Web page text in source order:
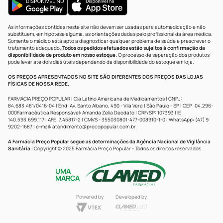
As informações contidas neste site não devem ser usadas para automedicação e não
substituem, em hipótese alguma, as orientações dadas pelo profissional da área médica.
Somente o médico está apto a diagnosticar qualquer problema de saúde e prescrever o
tratamento adequado. Todos os pedidos efetuados estão sujeitos à confirmação da
disponibilidade de produto em nosso estoque.O processo de separação dos produtos
pode levar até dois dias úteis dependendo da disponibilidade do estoque em loja.
OS PREÇOS APRESENTADOS NO SITE SÃO DIFERENTES DOS PREÇOS DAS LOJAS
FÍSICAS DE NOSSA REDE.
FARMÁCIA PREÇO POPULAR | Cia Latino Americana de Medicamentos | CNPJ:
84.683.481/0416-04 | End: Av. Santo Albano, 490 - Vila Vera | São Paulo - SP | CEP: 04.296-
000Farmacêutica Responsável: Amanda Zelia Deodato | CRF/SP: 107393 | IE:
140.593.699.117 | AFE: 7.45817-2 | CMVS - 355030801-477-008910-1-0 | WhatsApp: (47) 9
9202-1687 | e-mail: atendimento@precopopular.com.br.
A Farmácia Preço Popular segue as determinações da Agência Nacional de Vigilância
Sanitária | Copyright © 2025 Farmácia Preço Popular - Todos os direitos reservados.
UMA
MARCA
Powered by Developed by